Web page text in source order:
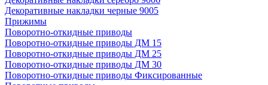
Декоративные накладки черные 9005
Прижимы
Поворотно-откидные приводы
Поворотно-откидные приводы ДМ 15
Поворотно-откидные приводы ДМ 25
Поворотно-откидные приводы ДМ 30
Поворотно-откидные приводы Фиксированные